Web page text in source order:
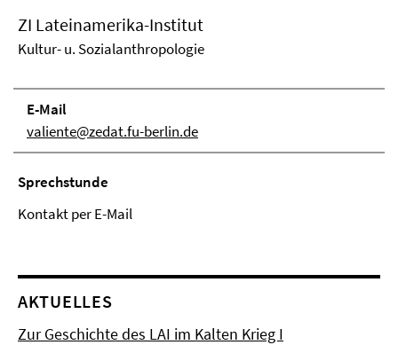
ZI Lateinamerika-Institut
Kultur- u. Sozialanthropologie
E-Mail
valiente@zedat.fu-berlin.de
Sprechstunde
Kontakt per E-Mail
AKTUELLES
Zur Geschichte des LAI im Kalten Krieg I